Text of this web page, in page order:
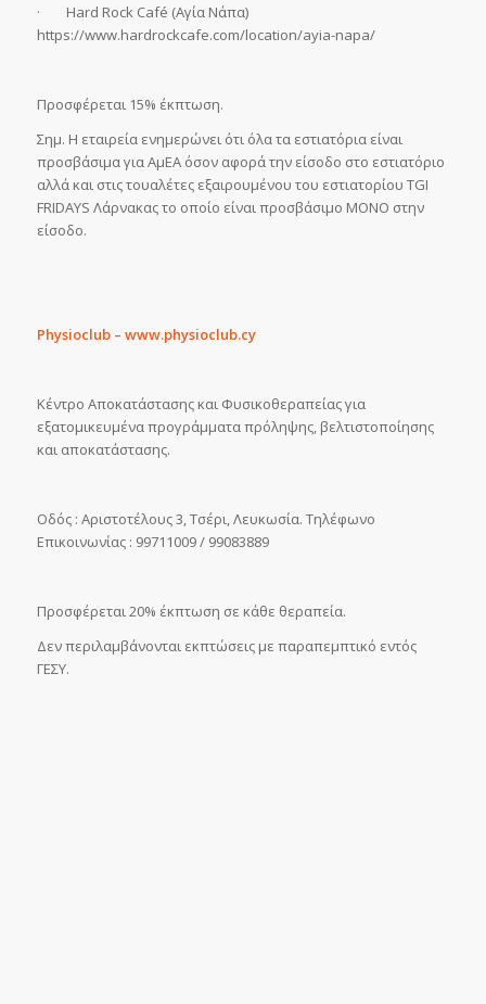
· Hard Rock Café (Αγία Νάπα)
https://www.hardrockcafe.com/location/ayia-napa/
Προσφέρεται 15% έκπτωση.
Σημ. Η εταιρεία ενημερώνει ότι όλα τα εστιατόρια είναι
προσβάσιμα για ΑμΕΑ όσον αφορά την είσοδο στο εστιατόριο
αλλά και στις τουαλέτες εξαιρουμένου του εστιατορίου TGI
FRIDAYS Λάρνακας το οποίο είναι προσβάσιμο ΜΟΝΟ στην
είσοδο.
Physioclub – www.physioclub.cy
Κέντρο Αποκατάστασης και Φυσικοθεραπείας για
εξατομικευμένα προγράμματα πρόληψης, βελτιστοποίησης
και αποκατάστασης.
Οδός : Αριστοτέλους 3, Τσέρι, Λευκωσία. Τηλέφωνο
Επικοινωνίας : 99711009 / 99083889
Προσφέρεται 20% έκπτωση σε κάθε θεραπεία.
Δεν περιλαμβάνονται εκπτώσεις με παραπεμπτικό εντός
ΓΕΣΥ.